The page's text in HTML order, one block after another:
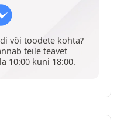
või toodete kohta?
teile teavet
10:00 kuni 18:00.